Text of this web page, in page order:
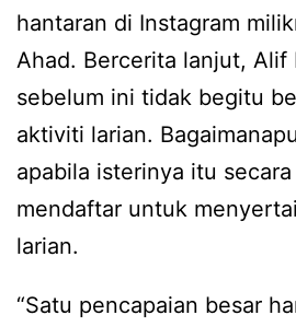
hantaran di Instagram
Ahad. Bercerita lanjut, Alif
sebelum ini tidak begitu
aktiviti larian.
apabila isterinya itu
mendaftar untuk
larian.
“Satu pencapaian besar